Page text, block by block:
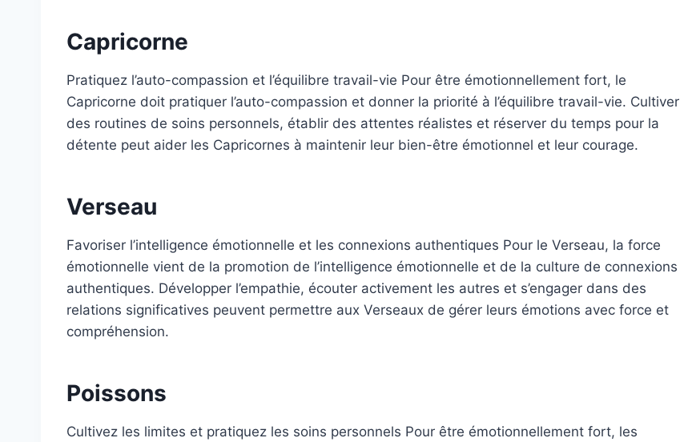
Capricorne
Pratiquez l’auto-compassion et l’équilibre travail-vie Pour être émotionnellement fort, le
Capricorne doit pratiquer l’auto-compassion et donner la priorité à l’équilibre travail-vie. Cultiver
des routines de soins personnels, établir des attentes réalistes et réserver du temps pour la
détente peut aider les Capricornes à maintenir leur bien-être émotionnel et leur courage.
Verseau
Favoriser l’intelligence émotionnelle et les connexions authentiques Pour le Verseau, la force
émotionnelle vient de la promotion de l’intelligence émotionnelle et de la culture de connexions
authentiques. Développer l’empathie, écouter activement les autres et s’engager dans des
relations significatives peuvent permettre aux Verseaux de gérer leurs émotions avec force et
compréhension.
Poissons
Cultivez les limites et pratiquez les soins personnels Pour être émotionnellement fort, les